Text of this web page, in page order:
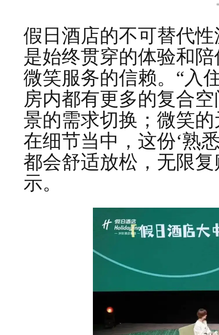
假日酒店的不可替代
是始终贯穿的体验和
微笑服务的信赖。“入
房内都有更多的复合
景的需求切换；微笑
在细节当中，这份‘熟
都会舒适放松，无限
示。